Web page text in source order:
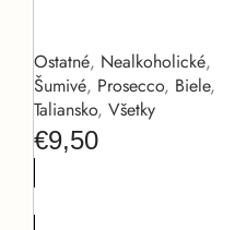
Ostatné, Nealkoholické,
Šumivé, Prosecco, Biele,
Taliansko, Všetky
€9,50